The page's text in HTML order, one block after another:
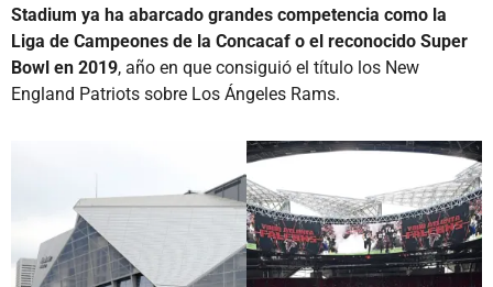
Stadium ya ha abarcado grandes competencia como la
Liga de Campeones de la Concacaf o el reconocido Super
Bowl en 2019, año en que consiguió el título los New
England Patriots sobre Los Ángeles Rams.